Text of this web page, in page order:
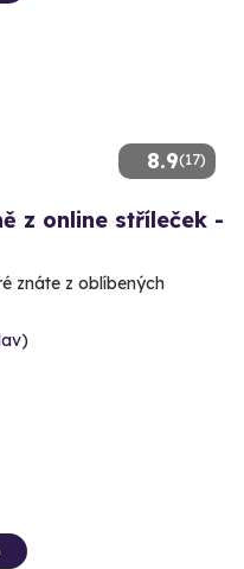
8.9(17)
z online stříleček -
znáte z oblíbených